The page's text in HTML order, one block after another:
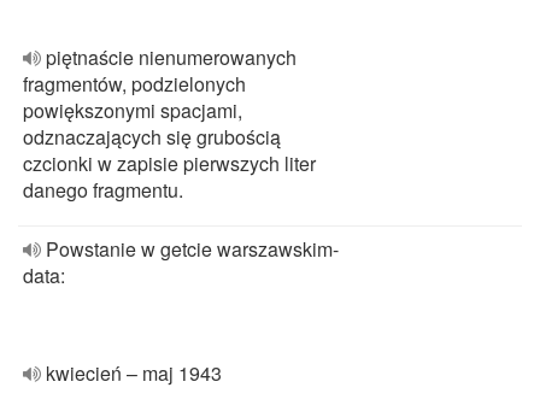
piętnaście nienumerowanych
fragmentów, podzielonych
powiększonymi spacjami,
odznaczających się grubością
czcionki w zapisie pierwszych liter
danego fragmentu.
Powstanie w getcie warszawskim-
data:
kwiecień – maj 1943